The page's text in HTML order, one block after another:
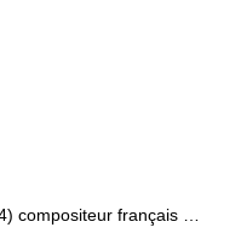
compositeur français …